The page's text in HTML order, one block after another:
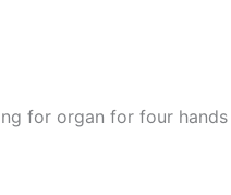
for organ for four hands